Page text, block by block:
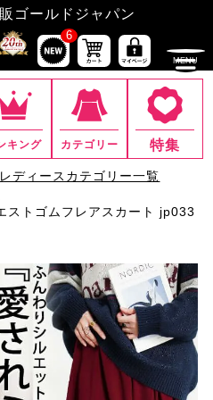
ゴールドジャパン
6
キング カテゴリー 特集
ディースカテゴリー一覧
ストゴムフレアスカート jp033